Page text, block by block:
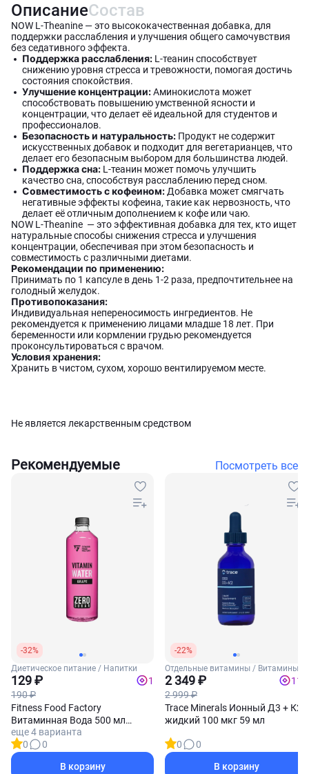
ОписаниеСостав
NOW L-Theanine — это высококачественная добавка, для
поддержки расслабления и улучшения общего самочувствия
без седативного эффекта.
Поддержка расслабления: L-теанин способствует
снижению уровня стресса и тревожности, помогая достичь
состояния спокойствия.
Улучшение концентрации:Аминокислота может
способствовать повышению умственной ясности и
концентрации, что делает её идеальной для студентов и
профессионалов.
Безопасность и натуральность: Продукт не содержит
искусственных добавок и подходит для вегетарианцев, что
делает его безопасным выбором для большинства людей.
Поддержка сна: L-теанин может помочь улучшить
качество сна, способствуя расслаблению перед сном.
Совместимость с кофеином: Добавка может смягчать
негативные эффекты кофеина, такие как нервозность, что
делает её отличным дополнением к кофе или чаю.
NOW L-Theanine — это эффективная добавка для тех, кто ищет
натуральные способы снижения стресса и улучшения
концентрации, обеспечивая при этом безопасность и
совместимость с различными диетами.
Рекомендации по применению:
Принимать по 1 капсуле в день 1-2 раза, предпочтительнее на
голодный желудок.
Противопоказания:
Индивидуальная непереносимость ингредиентов. Не
рекомендуется к применению лицами младше 18 лет. При
беременности или кормлении грудью рекомендуется
проконсультироваться с врачом.
Условия хранения:
Хранить в чистом, сухом, хорошо вентилируемом месте.
Не является лекарственным средством
Рекомендуемые Посмотреть все
-32%
Диетическое питание / Напитки
129 ₽
190 ₽
1
Fitness Food Factory
Витаминная Вода 500 мл
(Виноград)
еще 4 варианта
0
0
В корзину
-22%
Отдельные витамины / Витамины
Д3 и К2
2 349 ₽
2 999 ₽
117
Trace Minerals Ионный Д3 + К2
жидкий 100 мкг 59 мл
0
0
В корзину